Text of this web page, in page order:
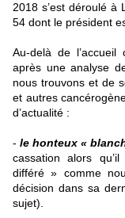
2018 s’est déroulé à
54 dont le président
Au-delà de l’accueil
après une analyse
nous trouvons et de
et autres
d’actualité :
-le honteux «
cassation alors
différé » comme
décision dans sa
sujet).